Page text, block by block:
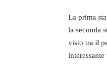
La prima
la seconda
visto tra il